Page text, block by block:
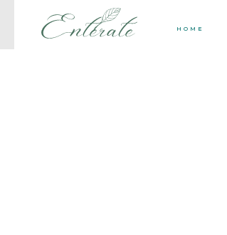
HOME